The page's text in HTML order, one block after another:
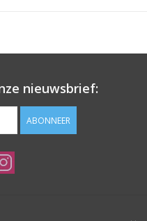
nieuwsbrief:
ABONNEER